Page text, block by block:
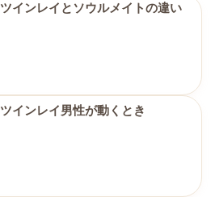
ツインレイとソウルメイトの違い
ツインレイ男性が動くとき